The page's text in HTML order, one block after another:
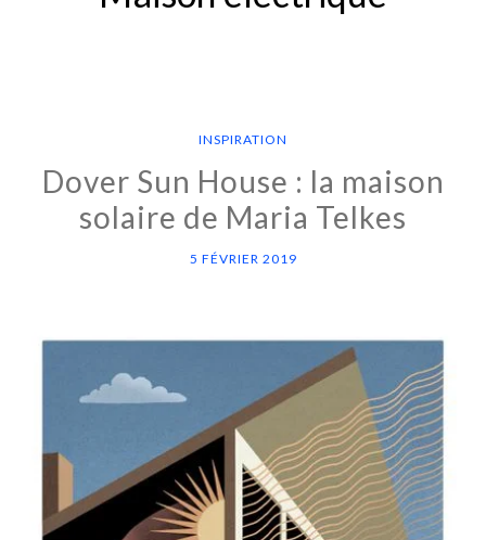
INSPIRATION
Dover Sun House : la maison
solaire de Maria Telkes
5 FÉVRIER 2019